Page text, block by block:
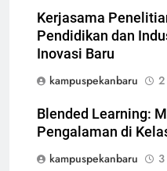
Kerjasama
Pendidikan dan
Inovasi Baru
kampuspekanbaru
2
Blended Learning:
Pengalaman di
kampuspekanbaru